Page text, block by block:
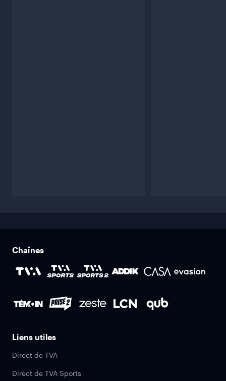
Chaînes
Liens utiles
Direct de TVA
Direct de TVA Sports